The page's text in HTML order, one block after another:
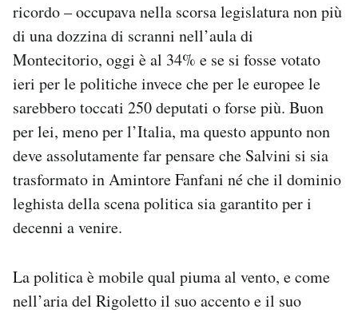
ricordo – occupava nella scorsa legislatura non più
di una dozzina di scranni nell’aula di
Montecitorio, oggi è al 34% e se si fosse votato
ieri per le politiche invece che per le europee le
sarebbero toccati 250 deputati o forse più. Buon
per lei, meno per l’Italia, ma questo appunto non
deve assolutamente far pensare che Salvini si sia
trasformato in Amintore Fanfani né che il dominio
leghista della scena politica sia garantito per i
decenni a venire.
La politica è mobile qual piuma al vento, e come
nell’aria del Rigoletto il suo accento e il suo